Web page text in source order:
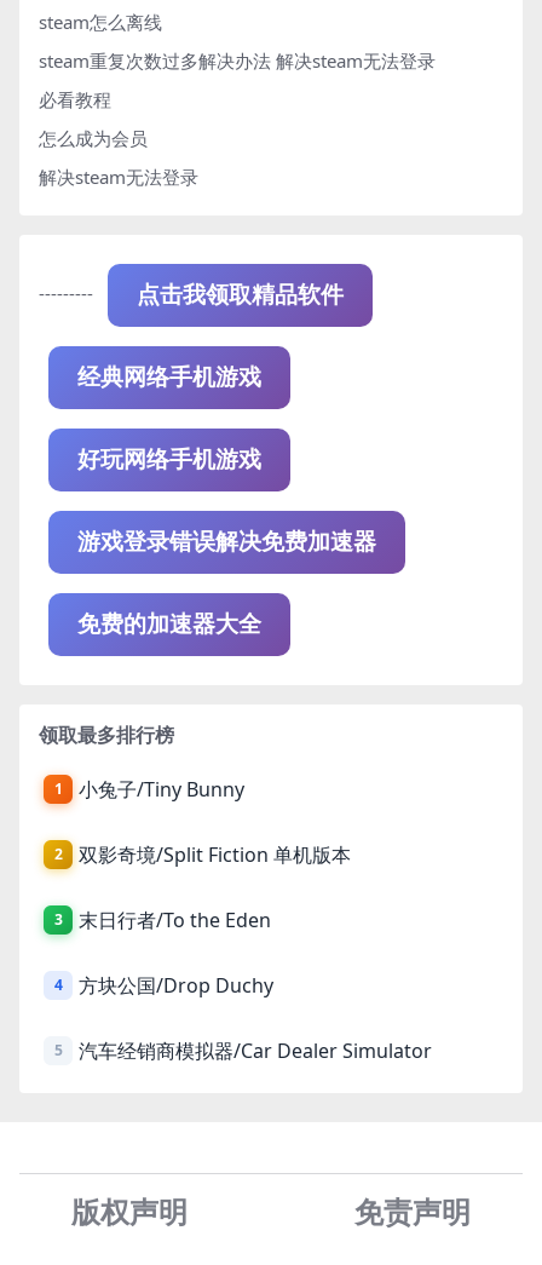
steam怎么离线
steam重复次数过多解决办法 解决steam无法登录
必看教程
怎么成为会员
解决steam无法登录
--------- 点击我领取精品软件
经典网络手机游戏
好玩网络手机游戏
游戏登录错误解决免费加速器
免费的加速器大全
领取最多排行榜
1 小兔子/Tiny Bunny
2 双影奇境/Split Fiction 单机版本
3 末日行者/To the Eden
4 方块公国/Drop Duchy
5 汽车经销商模拟器/Car Dealer Simulator
版权声明 免责声明